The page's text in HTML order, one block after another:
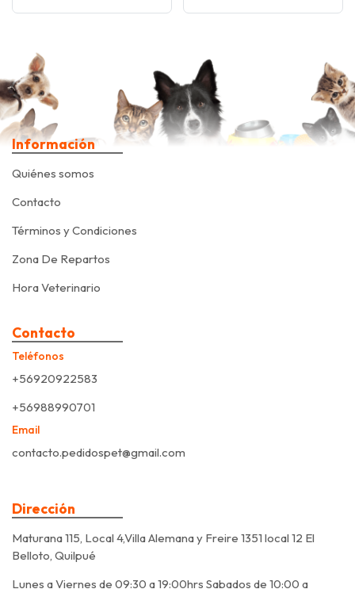
Información
Quiénes somos
Contacto
Términos y Condiciones
Zona De Repartos
Hora Veterinario
Contacto
Teléfonos
+56920922583
+56988990701
Email
contacto.pedidospet@gmail.com
Dirección
Maturana 115, Local 4,Villa Alemana y Freire 1351 local 12 El
Belloto, Quilpué
Lunes a Viernes de 09:30 a 19:00hrs Sabados de 10:00 a